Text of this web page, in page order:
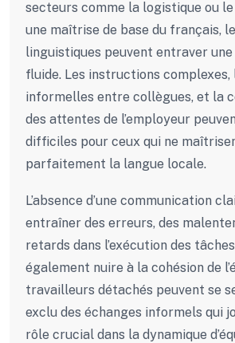
secteurs comme la logistique ou
une maîtrise de base du français,
linguistiques peuvent entraver
fluide. Les instructions complexes,
informelles entre collègues, et la
des attentes de l’employeur
difficiles pour ceux qui ne
parfaitement la langue locale.
L’absence d’une communication
entraîner des erreurs, des
retards dans l’exécution des
également nuire à la cohésion de
travailleurs détachés peuvent se
exclu des échanges informels qui
rôle crucial dans la dynamique